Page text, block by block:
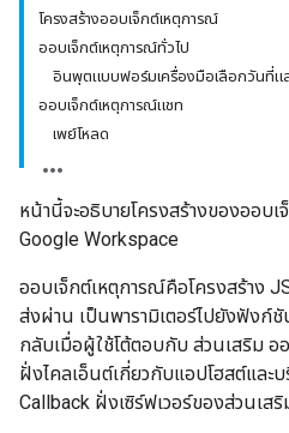
โครงสร้างออบเจ็กต์เหตุการณ์
ออบเจ็กต์เหตุการณ์ทั่วไป
อินพุตแบบฟอร์มเครื่องมือเลือกวันที่แล
ออบเจ็กต์เหตุการณ์แชท
เพย์โหลด
หน้านี้จะอธิบายโครงสร้างของออบ
Google Workspace
ออบเจ็กต์เหตุการณ์คือโครงสร้าง
ส่งผ่าน เป็นพารามิเตอร์ไปยังฟังก์
กลับเมื่อผู้ใช้โต้ตอบกับ ส่วนเสริม อ
ฝั่งไคลเอ็นต์เกี่ยวกับแอปโฮสต์แล
Callback ฝั่งเซิร์ฟเวอร์ของส่วนเสริ